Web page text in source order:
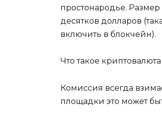
простонародье.
десятков долларов
включить в блокчейн).
Что такое криптовалюта
Комиссия всегда
площадки это может